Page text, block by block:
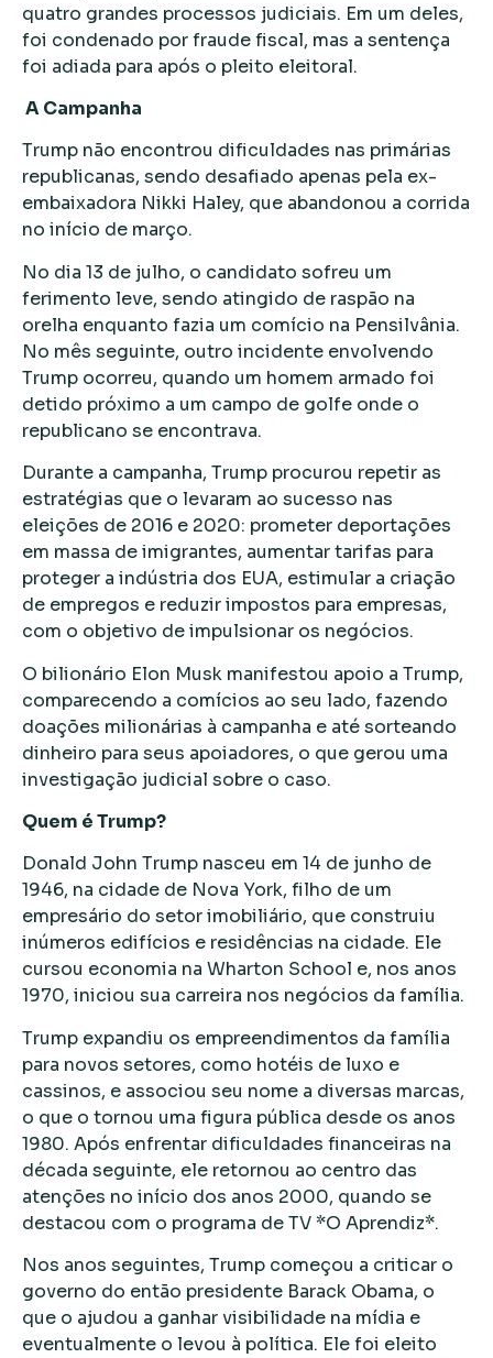
quatro grandes processos judiciais. Em um deles,
foi condenado por fraude fiscal, mas a sentença
foi adiada para após o pleito eleitoral.
A Campanha
Trump não encontrou dificuldades nas primárias
republicanas, sendo desafiado apenas pela ex-
embaixadora Nikki Haley, que abandonou a corrida
no início de março.
No dia 13 de julho, o candidato sofreu um
ferimento leve, sendo atingido de raspão na
orelha enquanto fazia um comício na Pensilvânia.
No mês seguinte, outro incidente envolvendo
Trump ocorreu, quando um homem armado foi
detido próximo a um campo de golfe onde o
republicano se encontrava.
Durante a campanha, Trump procurou repetir as
estratégias que o levaram ao sucesso nas
eleições de 2016 e 2020: prometer deportações
em massa de imigrantes, aumentar tarifas para
proteger a indústria dos EUA, estimular a criação
de empregos e reduzir impostos para empresas,
com o objetivo de impulsionar os negócios.
O bilionário Elon Musk manifestou apoio a Trump,
comparecendo a comícios ao seu lado, fazendo
doações milionárias à campanha e até sorteando
dinheiro para seus apoiadores, o que gerou uma
investigação judicial sobre o caso.
Quem é Trump?
Donald John Trump nasceu em 14 de junho de
1946, na cidade de Nova York, filho de um
empresário do setor imobiliário, que construiu
inúmeros edifícios e residências na cidade. Ele
cursou economia na Wharton School e, nos anos
1970, iniciou sua carreira nos negócios da família.
Trump expandiu os empreendimentos da família
para novos setores, como hotéis de luxo e
cassinos, e associou seu nome a diversas marcas,
o que o tornou uma figura pública desde os anos
1980. Após enfrentar dificuldades financeiras na
década seguinte, ele retornou ao centro das
atenções no início dos anos 2000, quando se
destacou com o programa de TV *O Aprendiz*.
Nos anos seguintes, Trump começou a criticar o
governo do então presidente Barack Obama, o
que o ajudou a ganhar visibilidade na mídia e
eventualmente o levou à política. Ele foi eleito